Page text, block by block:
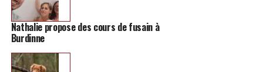
Nathalie propose des cours de fusain à
Burdinne